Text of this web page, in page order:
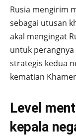
Rusia mengirim
sebagai utusan
akal mengingat
untuk
strategis kedua
kematian
Level
kepala